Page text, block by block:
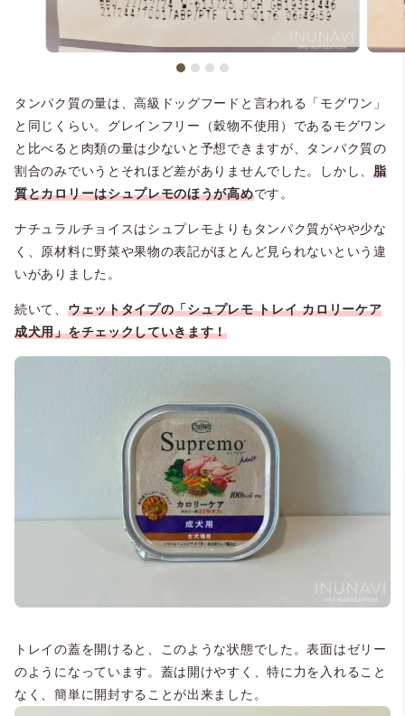
タンパク質の量は、高級ドッグフードと言われる「モグワン」
と同じくらい。グレインフリー（穀物不使用）であるモグワン
と比べると肉類の量は少ないと予想できますが、タンパク質の
割合のみでいうとそれほど差がありませんでした。しかし、 脂
質とカロリーはシュプレモのほうが高めです。
ナチュラルチョイスはシュプレモよりもタンパク質がやや少な
く、原材料に野菜や果物の表記がほとんど見られないという違
いがありました。
続いて、 ウェットタイプの「シュプレモ トレイ カロリーケア
成犬用」をチェックしていきます！
トレイの蓋を開けると、このような状態でした。表面はゼリー
のようになっています。蓋は開けやすく、特に力を入れること
なく、簡単に開封することが出来ました。